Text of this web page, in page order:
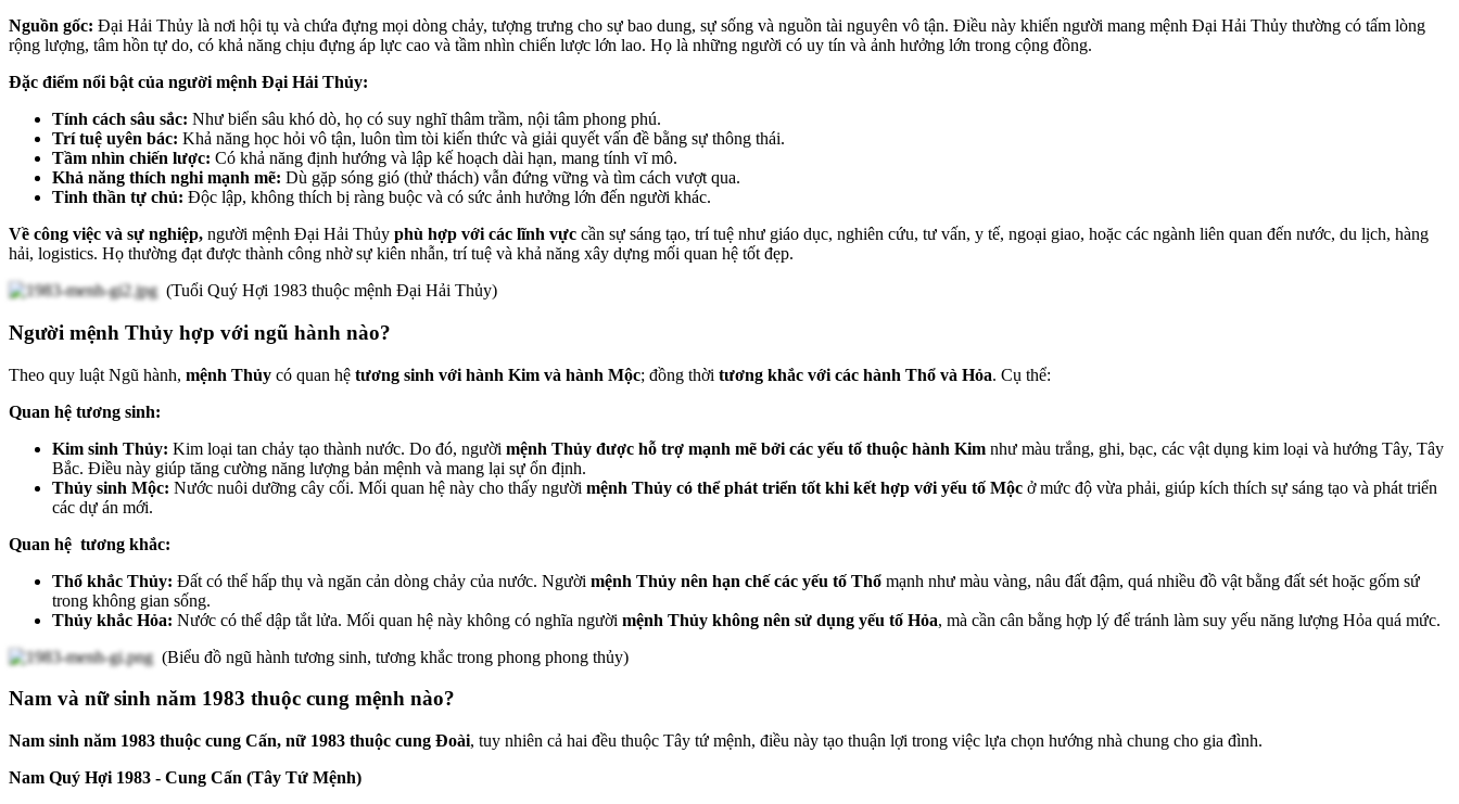
Nguồn gốc: Đại Hải Thủy là nơi hội tụ và chứa đựng mọi dòng chảy, tượng trưng cho sự bao dung, sự sống và nguồn tài nguyên vô tận. Điều này khiến người mang mệnh Đại Hải Thủy thường có tấm lòng
rộng lượng, tâm hồn tự do, có khả năng chịu đựng áp lực cao và tầm nhìn chiến lược lớn lao. Họ là những người có uy tín và ảnh hưởng lớn trong cộng đồng.
Đặc điểm nổi bật của người mệnh Đại Hải Thủy:
Tính cách sâu sắc: Như biển sâu khó dò, họ có suy nghĩ thâm trầm, nội tâm phong phú.
Trí tuệ uyên bác: Khả năng học hỏi vô tận, luôn tìm tòi kiến thức và giải quyết vấn đề bằng sự thông thái.
Tầm nhìn chiến lược: Có khả năng định hướng và lập kế hoạch dài hạn, mang tính vĩ mô.
Khả năng thích nghi mạnh mẽ: Dù gặp sóng gió (thử thách) vẫn đứng vững và tìm cách vượt qua.
Tinh thần tự chủ: Độc lập, không thích bị ràng buộc và có sức ảnh hưởng lớn đến người khác.
Về công việc và sự nghiệp, người mệnh Đại Hải Thủy phù hợp với các lĩnh vực cần sự sáng tạo, trí tuệ như giáo dục, nghiên cứu, tư vấn, y tế, ngoại giao, hoặc các ngành liên quan đến nước, du lịch, hàng
hải, logistics. Họ thường đạt được thành công nhờ sự kiên nhẫn, trí tuệ và khả năng xây dựng mối quan hệ tốt đẹp.
(Tuổi Quý Hợi 1983 thuộc mệnh Đại Hải Thủy)
Người mệnh Thủy hợp với ngũ hành nào?
Theo quy luật Ngũ hành, mệnh Thủy có quan hệ tương sinh với hành Kim và hành Mộc; đồng thời tương khắc với các hành Thổ và Hỏa. Cụ thể:
Quan hệ tương sinh:
Kim sinh Thủy: Kim loại tan chảy tạo thành nước. Do đó, người mệnh Thủy được hỗ trợ mạnh mẽ bởi các yếu tố thuộc hành Kim như màu trắng, ghi, bạc, các vật dụng kim loại và hướng Tây, Tây
Bắc. Điều này giúp tăng cường năng lượng bản mệnh và mang lại sự ổn định.
Thủy sinh Mộc: Nước nuôi dưỡng cây cối. Mối quan hệ này cho thấy người mệnh Thủy có thể phát triển tốt khi kết hợp với yếu tố Mộc ở mức độ vừa phải, giúp kích thích sự sáng tạo và phát triển
các dự án mới.
Quan hệ tương khắc:
Thổ khắc Thủy: Đất có thể hấp thụ và ngăn cản dòng chảy của nước. Người mệnh Thủy nên hạn chế các yếu tố Thổ mạnh như màu vàng, nâu đất đậm, quá nhiều đồ vật bằng đất sét hoặc gốm sứ
trong không gian sống.
Thủy khắc Hỏa: Nước có thể dập tắt lửa. Mối quan hệ này không có nghĩa người mệnh Thủy không nên sử dụng yếu tố Hỏa, mà cần cân bằng hợp lý để tránh làm suy yếu năng lượng Hỏa quá mức.
(Biểu đồ ngũ hành tương sinh, tương khắc trong phong phong thủy)
Nam và nữ sinh năm 1983 thuộc cung mệnh nào?
Nam sinh năm 1983 thuộc cung Cấn, nữ 1983 thuộc cung Đoài, tuy nhiên cả hai đều thuộc Tây tứ mệnh, điều này tạo thuận lợi trong việc lựa chọn hướng nhà chung cho gia đình.
Nam Quý Hợi 1983 - Cung Cấn (Tây Tứ Mệnh)